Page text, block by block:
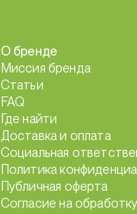
О бренде
Миссия бренда
Статьи
FAQ
Где найти
Доставка и оплата
Социальная
Политика
Публичная оферта
Согласие на